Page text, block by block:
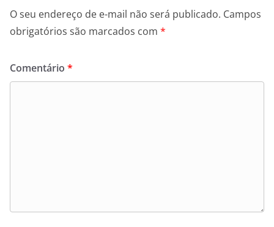
O seu endereço de e-mail não será publicado. Campos
obrigatórios são marcados com *
Comentário *